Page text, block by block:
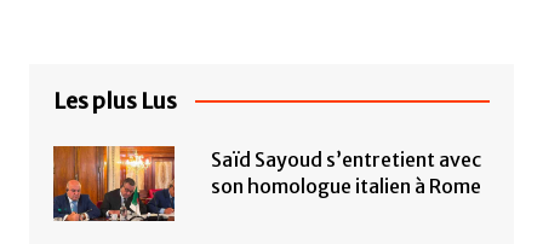
Les plus Lus
Saïd Sayoud s’entretient avec
son homologue italien à Rome